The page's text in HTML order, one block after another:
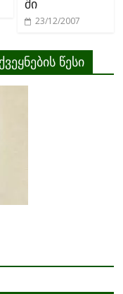
ში
23/12/2007
წესი